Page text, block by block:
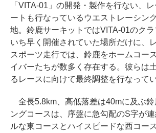
「VITA-01」の開発・製作を行ない、
ートも行なっているウエストレーシン
地。鈴鹿サーキットではVITA-01のク
いち早く開催されていた場所だけに、
スポーツ走行では、鈴鹿をホームコー
イバーたちが数多く存在する。彼らは
るレースに向けて最終調整を行なってい
全長5.8km、高低落差は40mに及ぶ鈴
ングコースは、序盤に急勾配のS字が
ルな東コースとハイスピードな西コー